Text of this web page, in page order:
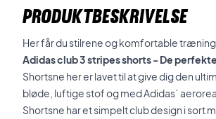
PRODUKTBESKRIVELSE
Her får du stilrene og komfortable
Adidas club 3 stripes shorts - De
Shortsne her er lavet til at give dig den
bløde, luftige stof og med Adidas´
Shortsne har et simpelt club design i sort